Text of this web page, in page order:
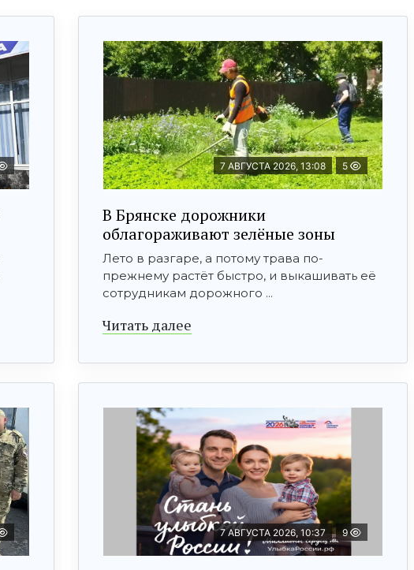
7 АВГУСТА 2026, 13:08 5
В Брянске дорожники
облагораживают зелёные зоны
Лето в разгаре, а потому трава по-
прежнему растёт быстро, и выкашивать её
сотрудникам дорожного ...
Читать далее
7 АВГУСТА 2026, 10:37 9